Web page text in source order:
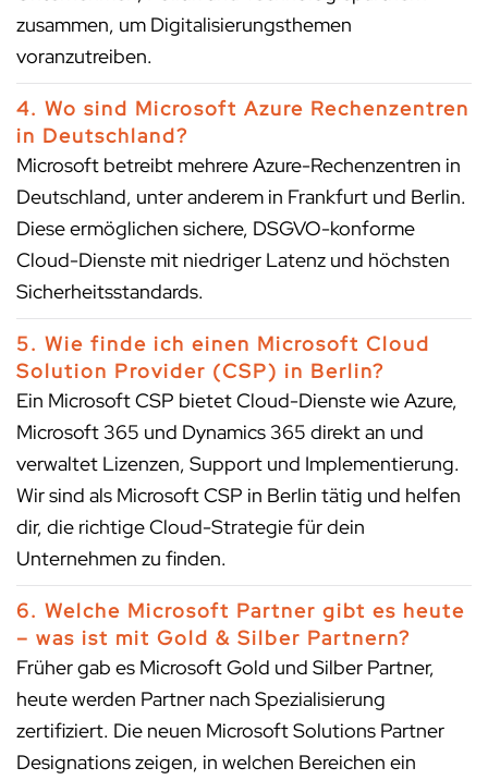
zusammen, um Digitalisierungsthemen
voranzutreiben.
4. Wo sind Microsoft Azure Rechenzentren
in Deutschland?
Microsoft betreibt mehrere Azure-Rechenzentren in
Deutschland, unter anderem in Frankfurt und Berlin.
Diese ermöglichen sichere, DSGVO-konforme
Cloud-Dienste mit niedriger Latenz und höchsten
Sicherheitsstandards.
5. Wie finde ich einen Microsoft Cloud
Solution Provider (CSP) in Berlin?
Ein Microsoft CSP bietet Cloud-Dienste wie Azure,
Microsoft 365 und Dynamics 365 direkt an und
verwaltet Lizenzen, Support und Implementierung.
Wir sind als Microsoft CSP in Berlin tätig und helfen
dir, die richtige Cloud-Strategie für dein
Unternehmen zu finden.
6. Welche Microsoft Partner gibt es heute
– was ist mit Gold & Silber Partnern?
Früher gab es Microsoft Gold und Silber Partner,
heute werden Partner nach Spezialisierung
zertifiziert. Die neuen Microsoft Solutions Partner
Designations zeigen, in welchen Bereichen ein